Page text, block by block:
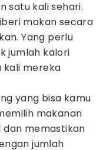
satu kali sehari.
makan secara
Yang perlu
jumlah kalori
kali mereka
yang bisa kamu
makanan
memastikan
jumlah